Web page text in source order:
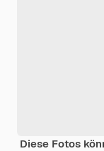
Diese Fotos